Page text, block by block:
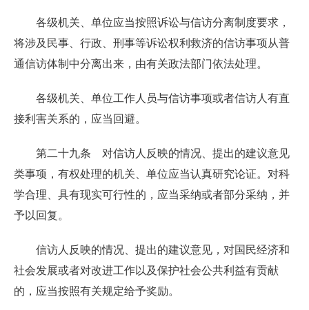
各级机关、单位应当按照诉讼与信访分离制度要求，
将涉及民事、行政、刑事等诉讼权利救济的信访事项从普
通信访体制中分离出来，由有关政法部门依法处理。
各级机关、单位工作人员与信访事项或者信访人有直
接利害关系的，应当回避。
第二十九条 对信访人反映的情况、提出的建议意见
类事项，有权处理的机关、单位应当认真研究论证。对科
学合理、具有现实可行性的，应当采纳或者部分采纳，并
予以回复。
信访人反映的情况、提出的建议意见，对国民经济和
社会发展或者对改进工作以及保护社会公共利益有贡献
的，应当按照有关规定给予奖励。